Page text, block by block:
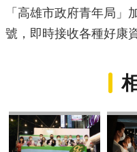
「高雄市政府青年局」
號，即時接收各種好康